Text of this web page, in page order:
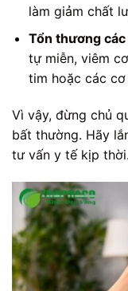
làm giảm chất
Tổn thương
tự miễn, viêm
tim hoặc các cơ
Vì vậy, đừng chủ
bất thường. Hãy
tư vấn y tế kịp thời.